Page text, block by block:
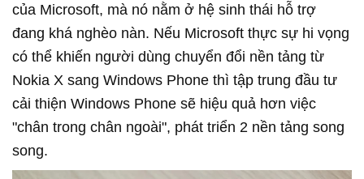
của Microsoft, mà nó nằm ở hệ sinh thái hỗ trợ
đang khá nghèo nàn. Nếu Microsoft thực sự hi vọng
có thể khiến người dùng chuyển đổi nền tảng từ
Nokia X sang Windows Phone thì tập trung đầu tư
cải thiện Windows Phone sẽ hiệu quả hơn việc
"chân trong chân ngoài", phát triển 2 nền tảng song
song.